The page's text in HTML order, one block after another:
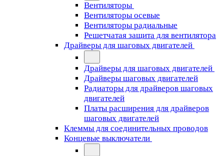
Вентиляторы
Вентиляторы осевые
Вентиляторы радиальные
Решетчатая защита для вентилятора
Драйверы для шаговых двигателей
Драйверы для шаговых двигателей
Драйверы шаговых двигателей
Радиаторы для драйверов шаговых
двигателей
Платы расширения для драйверов
шаговых двигателей
Клеммы для соединительных проводов
Концевые выключатели